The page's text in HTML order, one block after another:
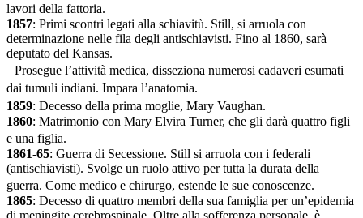
lavori della fattoria.
1857: Primi scontri legati alla schiavitù. Still, si arruola con
determinazione nelle fila degli antischiavisti. Fino al 1860, sarà
deputato del Kansas.
Prosegue l’attività medica, disseziona numerosi cadaveri esumati
dai tumuli indiani. Impara l’anatomia.
1859: Decesso della prima moglie, Mary Vaughan.
1860: Matrimonio con Mary Elvira Turner, che gli darà quattro figli
e una figlia.
1861-65: Guerra di Secessione. Still si arruola con i federali
(antischiavisti). Svolge un ruolo attivo per tutta la durata della
guerra. Come medico e chirurgo, estende le sue conoscenze.
1865: Decesso di quattro membri della sua famiglia per un’epidemia
di meningite cerebrospinale. Oltre alla sofferenza personale, è